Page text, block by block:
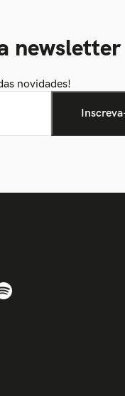
newsletter
novidades!